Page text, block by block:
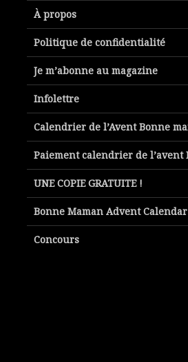
À propos
Politique de confidentialité
Je m’abonne au magazine
Infolettre
Calendrier de l’Avent Bonne
Paiement calendrier de l’avent
UNE COPIE GRATUITE !
Bonne Maman Advent
Concours